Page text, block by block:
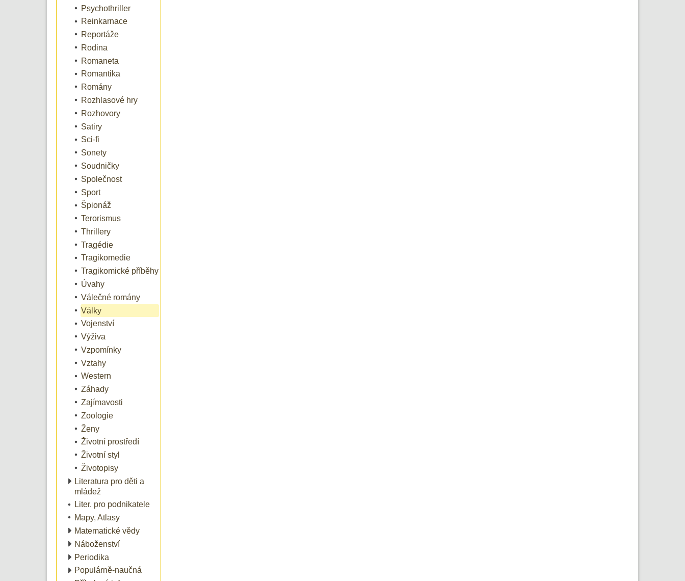
Psychothriller
Reinkarnace
Reportáže
Rodina
Romaneta
Romantika
Romány
Rozhlasové hry
Rozhovory
Satiry
Sci-fi
Sonety
Soudničky
Společnost
Sport
Špionáž
Terorismus
Thrillery
Tragédie
Tragikomedie
Tragikomické příběhy
Úvahy
Válečné romány
Války
Vojenství
Výživa
Vzpomínky
Vztahy
Western
Záhady
Zajímavosti
Zoologie
Ženy
Životní prostředí
Životní styl
Životopisy
Literatura pro děti a
mládež
Liter. pro podnikatele
Mapy, Atlasy
Matematické vědy
Náboženství
Periodika
Populárně-naučná